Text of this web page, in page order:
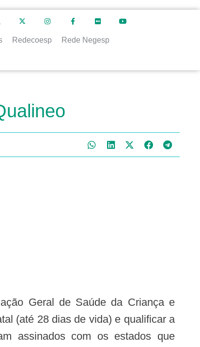
Redecoesp Rede Negesp
(até 28 dias de vida) e qualificar a
assinados com os estados que